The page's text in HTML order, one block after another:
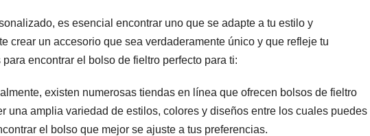
es esencial encontrar uno que se adapte a tu estilo y
crear un accesorio que sea verdaderamente único y que refleje tu
encontrar el bolso de fieltro perfecto para ti:
existen numerosas tiendas en línea que ofrecen bolsos de fieltro
una amplia variedad de estilos, colores y diseños entre los cuales puedes
el bolso que mejor se ajuste a tus preferencias.